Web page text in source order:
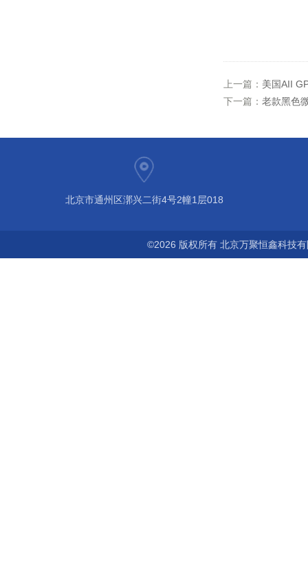
上一篇： 美国AII
下一篇： 老款黑色
北京市通州区漷兴二街4号2幢1层018
©2026 版权所有 北京万聚恒鑫科技